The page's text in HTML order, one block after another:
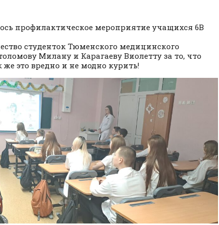
профилактическое мероприятие учащихся 6В
студенток Тюменского медицинского
Милану и Карагаеву Виолетту за то, что
это вредно и не модно курить!